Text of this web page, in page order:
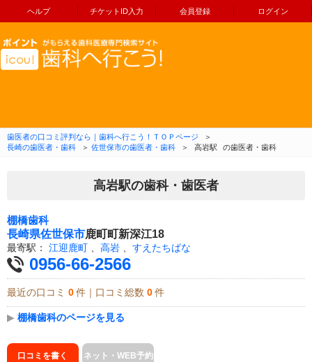
ヘルプ チケットID入力 会員登録 ログイン
コンテンツへ移動
歯医者の口コミ評判なら｜歯科へ行こう！ＴＯＰページ
＞
長崎の歯医者・歯科
＞ 佐世保市の歯医者・歯科 ＞ 高岩駅 の歯医者・歯科
高岩駅の歯科・歯医者
棚橋歯科
長崎県佐世保市鹿町町新深江18
最寄駅： 江迎鹿町 高岩 すえたちばな
0956-66-2566
最近の口コミ 0 件｜口コミ総数 0 件
▶ 棚橋歯科のページを見る
口コミを書く ネット・WEB予約